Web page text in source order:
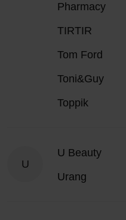
Pharmacy
TIRTIR
Tom Ford
Toni&Guy
Toppik
U
U Beauty
Urang